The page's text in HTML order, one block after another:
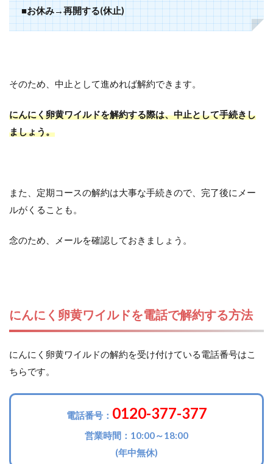
■お休み→再開する(休止)
そのため、中止として進めれば解約できます。
にんにく卵黄ワイルドを解約する際は、中止として手続きし
ましょう。
また、定期コースの解約は大事な手続きので、完了後にメー
ルがくることも。
念のため、メールを確認しておきましょう。
にんにく卵黄ワイルドを電話で解約する方法
にんにく卵黄ワイルドの解約を受け付けている電話番号はこ
ちらです。
電話番号： 0120-377-377
営業時間：10:00～18:00
(年中無休)